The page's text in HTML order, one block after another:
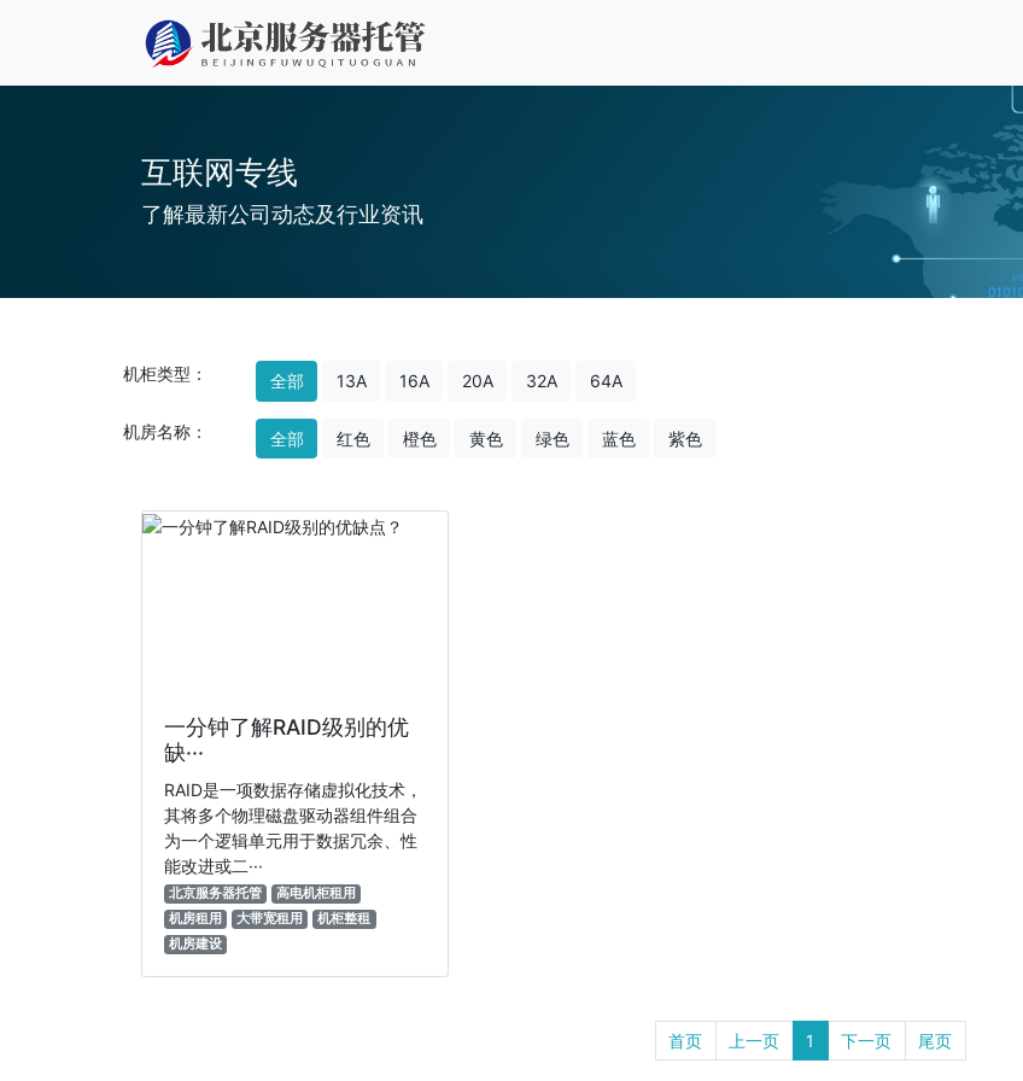
互联网专线
了解最新公司动态及行业资讯
机柜类型： 全部 13A 16A 20A 32A 64A
机房名称： 全部 红色 橙色 黄色 绿色 蓝色 紫色
一分钟了解RAID级别的优
缺···
RAID是一项数据存储虚拟化技术，
其将多个物理磁盘驱动器组件组合
为一个逻辑单元用于数据冗余、性
能改进或二···
北京服务器托管
高电机柜租用
机房租用
大带宽租用
机柜整租
机房建设
首页 上一页 1 下一页 尾页